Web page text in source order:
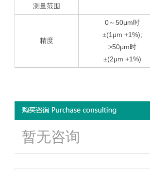
测量范围
精度
0～50μm时
±(1μm +1%);
>50μm时
±(2μm +1%)
暂无咨询